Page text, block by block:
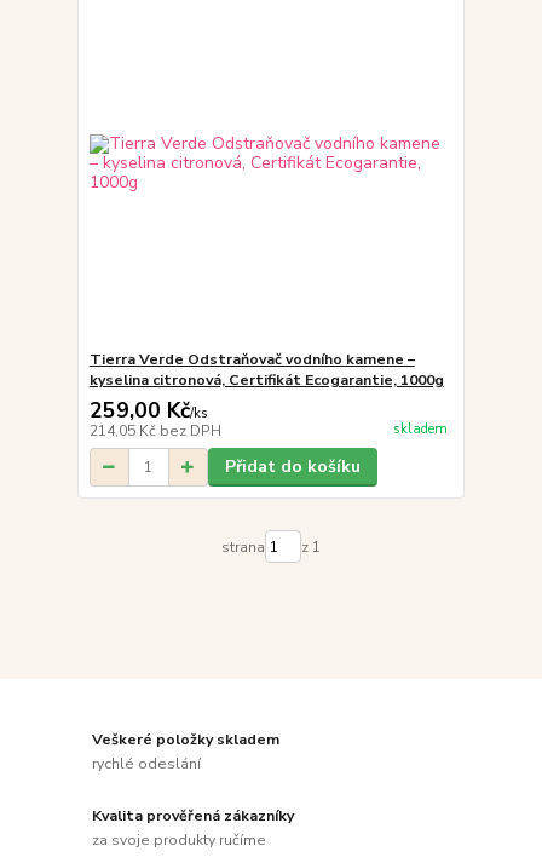
Tierra Verde Odstraňovač vodního kamene –
kyselina citronová, Certifikát Ecogarantie, 1000g
259,00 Kč/ks
214,05 Kč bez DPH skladem
Přidat do košíku
strana z 1
Veškeré položky skladem
rychlé odeslání
Kvalita prověřená zákazníky
za svoje produkty ručíme